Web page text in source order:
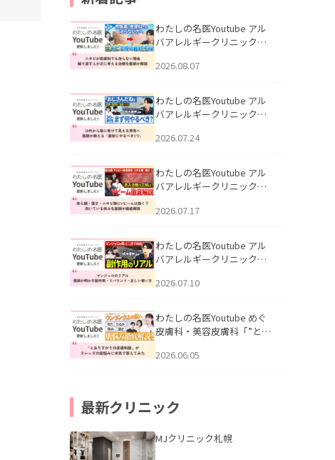
わたしの名医Youtube アル
バアレルギークリニック札
らない理由｜繰り返す人が
説」を公開いたしました。
2026.08.07
わたしの名医Youtube アル
バアレルギークリニック札
える男性へ｜医師が教える
公開いたしました。
2026.07.24
わたしの名医Youtube アル
バアレルギークリニック札
跡にVビームは効く？向いて
説」を公開いたしました。
2026.07.17
わたしの名医Youtube アル
バアレルギークリニック札
医師が明かす副作用・リバ
公開いたしました。
2026.07.10
わたしの名医Youtube めぐ
皮膚科・美容皮膚科「”とお
ッズの肌悩みに本気で答え
2026.06.05
最新クリニック
MJクリニック札幌